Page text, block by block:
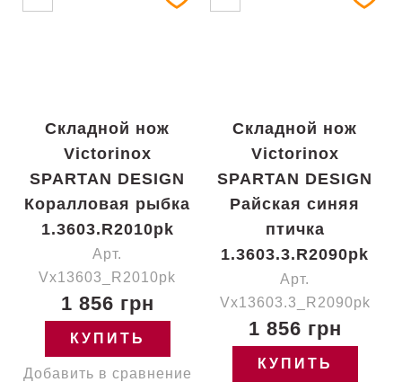
Складной нож
Victorinox
SPARTAN DESIGN
Коралловая рыбка
1.3603.R2010pk
Арт.
Vx13603_R2010pk
1 856 грн
КУПИТЬ
Добавить в сравнение
Складной нож
Victorinox
SPARTAN DESIGN
Райская синяя
птичка
1.3603.3.R2090pk
Арт.
Vx13603.3_R2090pk
1 856 грн
КУПИТЬ